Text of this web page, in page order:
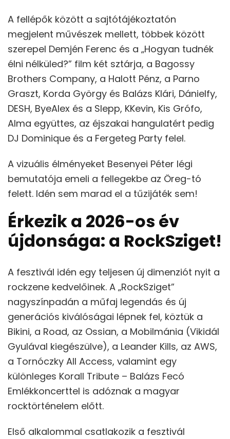
A fellépők között a sajtótájékoztatón
megjelent művészek mellett, többek között
szerepel Demjén Ferenc és a „Hogyan tudnék
élni nélküled?” film két sztárja, a Bagossy
Brothers Company, a Halott Pénz, a Parno
Graszt, Korda György és Balázs Klári, Dánielfy,
DESH, ByeAlex és a Slepp, KKevin, Kis Grófo,
Alma együttes, az éjszakai hangulatért pedig
DJ Dominique és a Fergeteg Party felel.
A vizuális élményeket Besenyei Péter légi
bemutatója emeli a fellegekbe az Öreg-tó
felett. Idén sem marad el a tűzijáték sem!
Érkezik a 2026-os év
újdonsága: a RockSziget!
A fesztivál idén egy teljesen új dimenziót nyit a
rockzene kedvelőinek. A „RockSziget”
nagyszínpadán a műfaj legendás és új
generációs kiválóságai lépnek fel, köztük a
Bikini, a Road, az Ossian, a Mobilmánia (Vikidál
Gyulával kiegészülve), a Leander Kills, az AWS,
a Tornóczky All Access, valamint egy
különleges Korall Tribute – Balázs Fecó
Emlékkoncerttel is adóznak a magyar
rocktörténelem előtt.
Első alkalommal csatlakozik a fesztivál